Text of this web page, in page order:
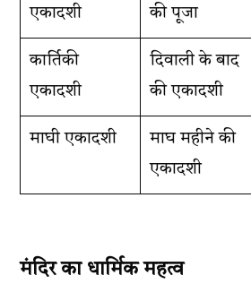
एकादशी की पूजा
कार्तिकी
एकादशी
दिवाली के बाद
की एकादशी
माघी एकादशी
माघ महीने की
एकादशी
मंदिर का धार्मिक महत्व